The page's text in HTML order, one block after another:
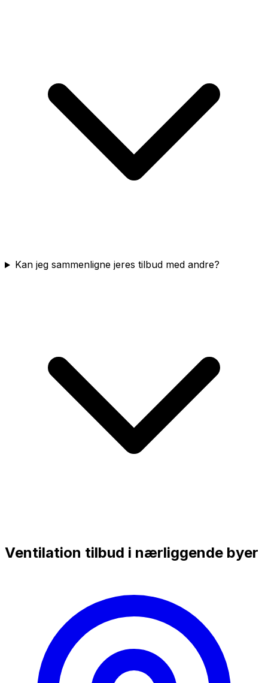
Kan jeg sammenligne jeres tilbud med andre?
Ventilation tilbud i nærliggende byer